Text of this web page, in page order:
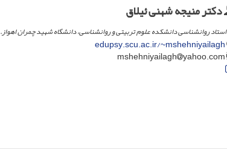
دکتر منیجه شهنی ئیلاق
استاد روانشناسی دانشکده علوم تربیتی و روانشناسی، دانشگاه شهید چمران اهواز.
edupsy.scu.ac.ir/~mshehniyailagh
yahoo.com